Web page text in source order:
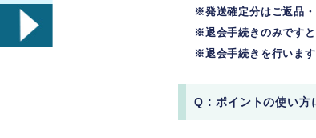
※発送確定分はご返品
※退会手続きのみです
※退会手続きを行いま
Q : ポイントの使い方